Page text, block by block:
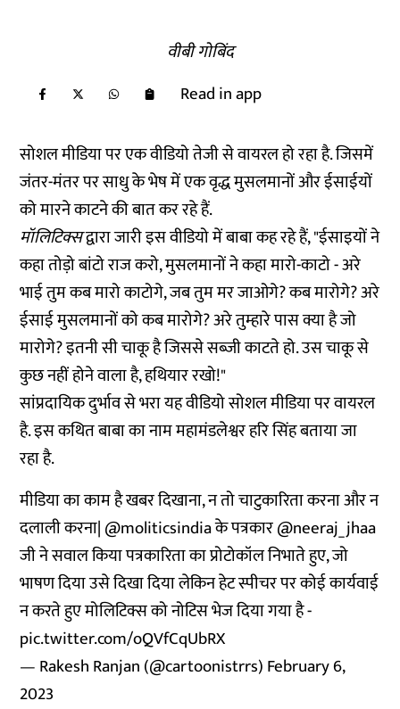
वीबी गोबिंद
Read in app
सोशल मीडिया पर एक वीडियो तेजी से वायरल हो रहा है. जिसमें
जंतर-मंतर पर साधु के भेष में एक वृद्ध मुसलमानों और ईसाईयों
को मारने काटने की बात कर रहे हैं.
मॉलिटिक्सद्वारा जारी इस वीडियो में बाबा कह रहे हैं, "ईसाइयों ने
कहा तोड़ो बांटो राज करो, मुसलमानों ने कहा मारो-काटो - अरे
भाई तुम कब मारो काटोगे, जब तुम मर जाओगे? कब मारोगे? अरे
ईसाई मुसलमानों को कब मारोगे? अरे तुम्हारे पास क्या है जो
मारोगे? इतनी सी चाकू है जिससे सब्जी काटते हो. उस चाकू से
कुछ नहीं होने वाला है, हथियार रखो!"
सांप्रदायिक दुर्भाव से भरा यह वीडियो सोशल मीडिया पर वायरल
है. इस कथित बाबा का नाम महामंडलेश्वर हरि सिंह बताया जा
रहा है.
मीडिया का काम है खबर दिखाना, न तो चाटुकारिता करना और न
दलाली करना|@moliticsindiaके पत्रकार@neeraj_jhaa
जी ने सवाल किया पत्रकारिता का प्रोटोकॉल निभाते हुए, जो
भाषण दिया उसे दिखा दिया लेकिन हेट स्पीचर पर कोई कार्यवाई
न करते हुए मोलिटिक्स को नोटिस भेज दिया गया है -
pic.twitter.com/oQVfCqUbRX
— Rakesh Ranjan (@cartoonistrrs)February 6,
2023